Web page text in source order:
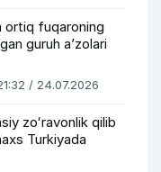
ortiq fuqaroning
guruh aʼzolari
/ 24.07.2026
zoʻravonlik qilib
Turkiyada